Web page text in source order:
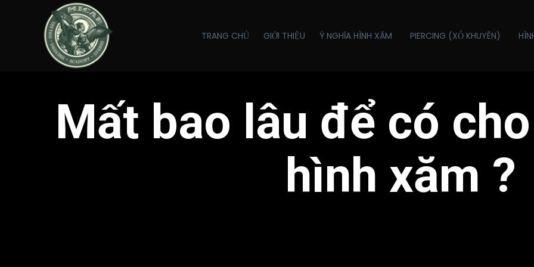
TRANG CHỦ GIỚI THIỆU Ý NGHĨA HÌNH XĂM PIERCING (XỎ KHUYÊN)
Mất bao lâu để có
hình xăm ?